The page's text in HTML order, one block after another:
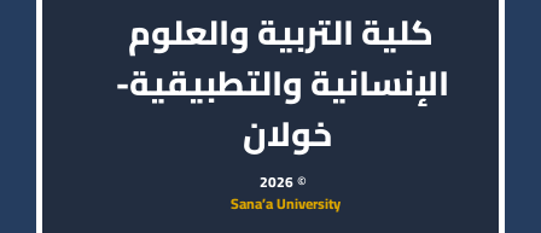
كلية التربية والعلوم
الإنسانية والتطبيقية-
خولان
© 2026
Sana’a University